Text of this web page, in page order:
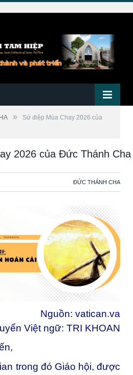
»
Sứ điệp Mùa Chay 2026 của
2026 của Đức Thánh
ĐỨC THÁNH CHA
Nguồn: vatican.va
Việt ngữ: TRI KHOAN
trong đó Giáo hội, được